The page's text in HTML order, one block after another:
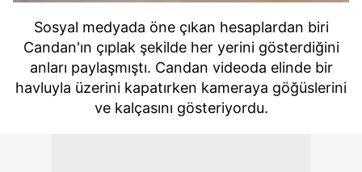
Sosyal medyada öne çıkan hesaplardan biri
Candan'ın çıplak şekilde her yerini gösterdiğini
anları paylaşmıştı. Candan videoda elinde bir
havluyla üzerini kapatırken kameraya göğüslerini
ve kalçasını gösteriyordu.